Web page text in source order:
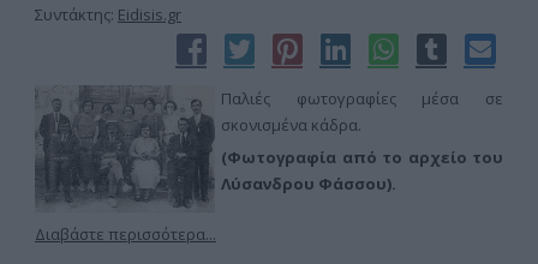
Συντάκτης: Eidisis.gr
Παλιές φωτογραφίες μέσα σε
σκονισμένα κάδρα.
(Φωτογραφία από το αρχείο του
Λύσανδρου Φάσσου).
Διαβάστε περισσότερα...